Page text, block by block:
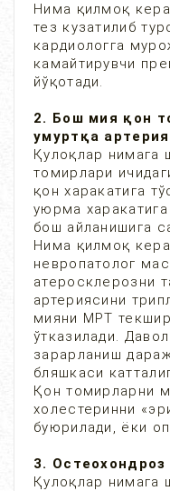
Нима қилмоқ
тез кузатилиб
кардиологга
камайтирувчи
йўқотади.
2. Бош мия қон
умуртқа
Қулоқлар нимага
томирлари
қон харакатига
уюрма
бош айланишига
Нима қилмоқ
невропатолог
атеросклерозни
артериясини
мияни МРТ
ўтказилади.
зарарланиш
бляшкаси
Қон томирларни
холестеринни
буюрилади, ёки
3. Остеохондроз
Қулоқлар нимага